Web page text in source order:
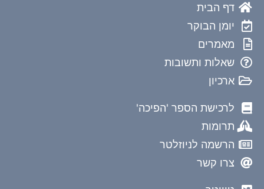
דף הבית
יומן הבוקר
מאמרים
שאלות ותשובות
ארכיון
לרכישת הספר 'הפיכה'
תרומות
הרשמה לניוזלטר
צרו קשר